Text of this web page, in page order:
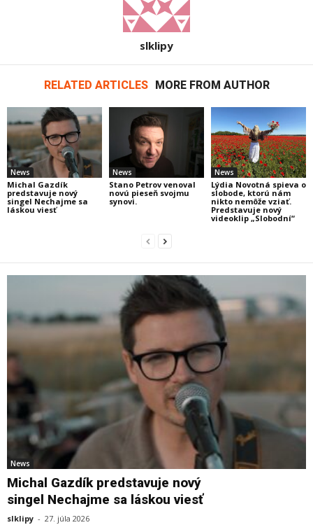
slklipy
RELATED ARTICLES MORE FROM AUTHOR
News
Michal Gazdík
predstavuje nový
singel Nechajme sa
láskou viesť
News
Stano Petrov venoval
novú pieseň svojmu
synovi.
News
Lýdia Novotná spieva o
slobode, ktorú nám
nikto nemôže vziať.
Predstavuje nový
videoklip „Slobodní“
News
Michal Gazdík predstavuje nový
singel Nechajme sa láskou viesť
slklipy - 27. júla 2026